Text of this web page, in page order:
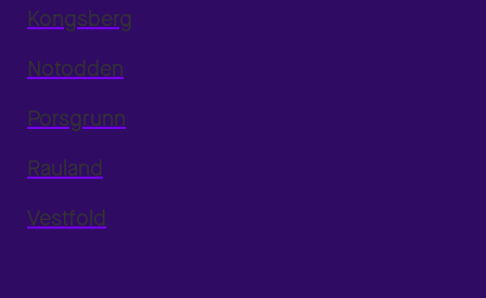
Kongsberg
Notodden
Porsgrunn
Rauland
Vestfold